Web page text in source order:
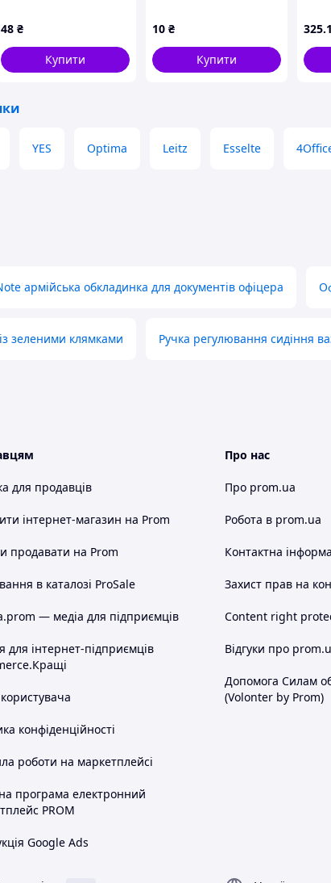
матова,непрозора,маренго(1
48 ₴
Купити
глянцевий Economix
E31510
10 ₴
Купити
325
YES Optima Leitz Esselte
армійська обкладинка для документів офіцера
зеленими клямками Ручка регулювання сидіння
для продавців
інтернет-магазин на Prom
продавати на Prom
в каталозі ProSale
— медіа для підприємців
для інтернет-підприємців
конфіденційності
роботи на маркетплейсі
програма електронний
PROM
Google Ads
Про нас
Про prom.ua
Робота в prom.ua
Контактна
Захист прав на
Content right
Відгуки про
Допомога Силам
(Volonter by Prom)